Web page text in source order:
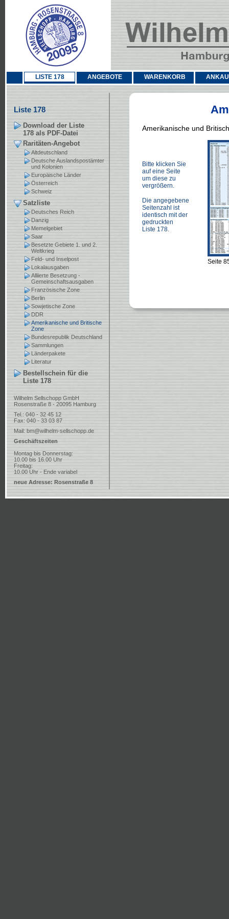
LISTE 178 ANGEBOTE WARENKORB
Liste 178
Download der Liste
178 als PDF-Datei
Raritäten-Angebot
Altdeutschland
Deutsche Auslandspostämter
und Kolonien
Europäische Länder
Österreich
Schweiz
Satzliste
Deutsches Reich
Danzig
Memelgebiet
Saar
Besetzte Gebiete 1. und 2.
Weltkrieg
Feld- und Inselpost
Lokalausgaben
Alliierte Besetzung -
Gemeinschaftsausgaben
Französische Zone
Berlin
Sowjetische Zone
DDR
Amerikanische und Britische
Zone
Bundesrepublik Deutschland
Sammlungen
Länderpakete
Literatur
Bestellschein für die
Liste 178
Wilhelm Sellschopp GmbH
Rosenstraße 8 - 20095 Hamburg
Tel.: 040 - 32 45 12
Fax: 040 - 33 03 87
Mail: bm@wilhelm-sellschopp.de
Geschäftszeiten
Montag bis Donnerstag:
10.00 bis 16.00 Uhr
Freitag:
10.00 Uhr - Ende variabel
neue Adresse: Rosenstraße 8
Amerikanische und
Bitte klicken Sie
auf eine Seite
um diese zu
vergrößern.
Die angegebene
Seitenzahl ist
identisch mit der
gedruckten
Liste 178.
Seite